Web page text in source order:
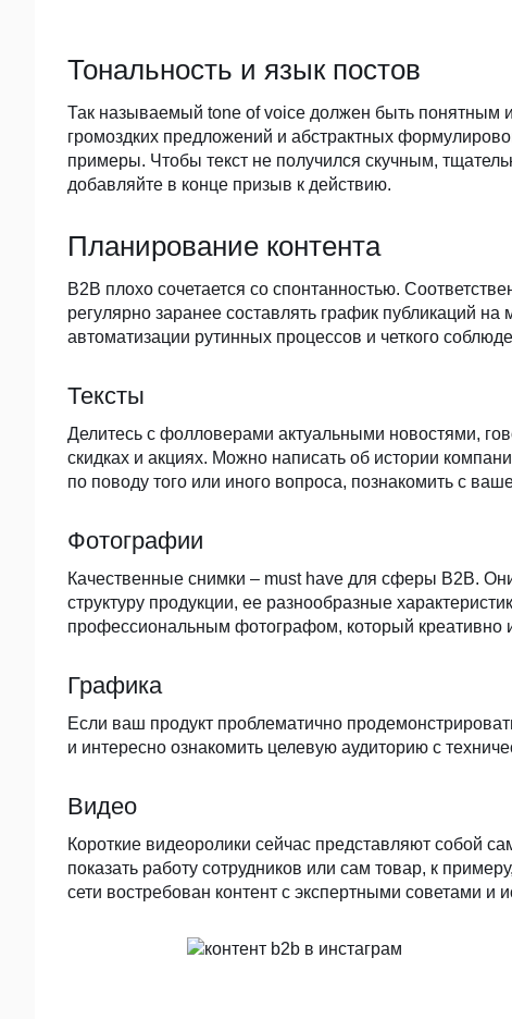
Тональность и язык постов
Так называемый tone of voice должен быть понятным
громоздких предложений и абстрактных
примеры. Чтобы текст не получился скучным,
добавляйте в конце призыв к действию.
Планирование контента
B2B плохо сочетается со спонтанностью.
регулярно заранее составлять график публикаций
автоматизации рутинных процессов и четкого
Тексты
Делитесь с фолловерами актуальными новостями,
скидках и акциях. Можно написать об истории
по поводу того или иного вопроса, познакомить с
Фотографии
Качественные снимки – must have для сферы B2B.
структуру продукции, ее разнообразные
профессиональным фотографом, который креативно
Графика
Если ваш продукт проблематично
и интересно ознакомить целевую аудиторию с
Видео
Короткие видеоролики сейчас представляют собой
показать работу сотрудников или сам товар, к
сети востребован контент с экспертными советами и